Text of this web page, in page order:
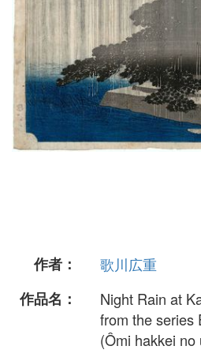
作者：
歌川広重
作品名：
Night Rain at
from the series
(Ômi hakkei no